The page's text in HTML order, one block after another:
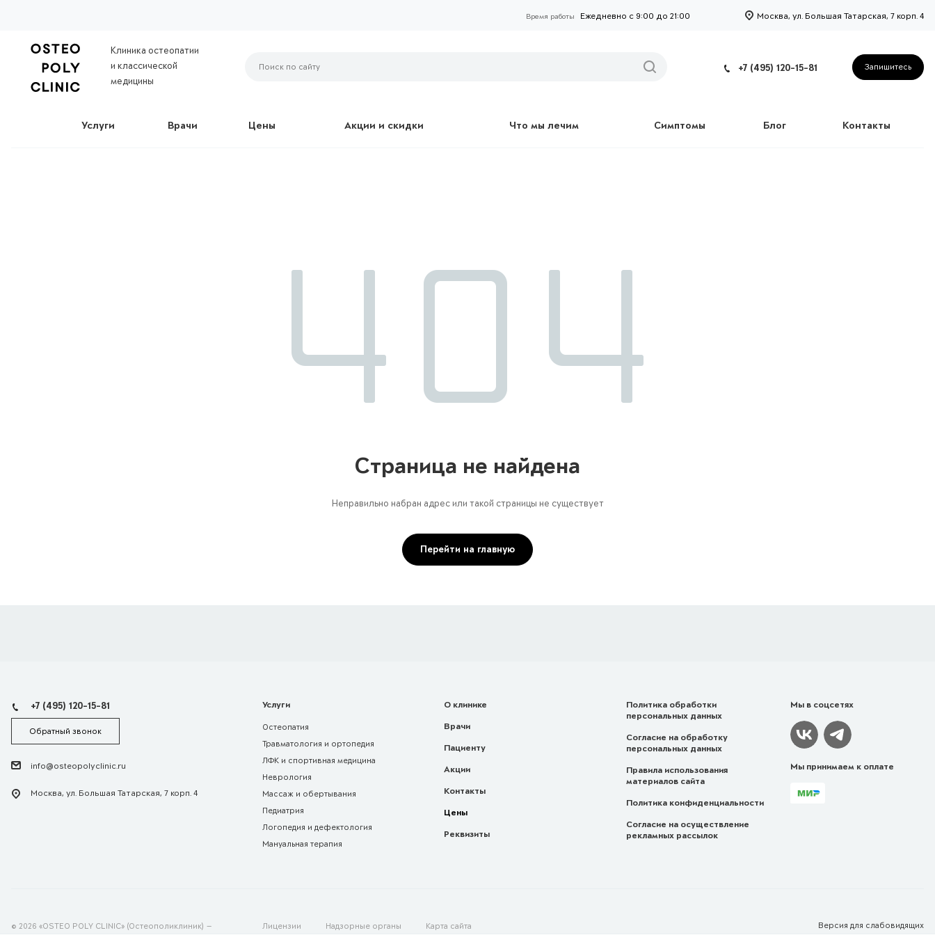
Время работы Ежедневно с 9:00 до 21:00 Москва, ул. Большая Татарская, 7 корп. 4
Клиника остеопатии
и классической
медицины
Запишитесь
+7 (495) 120-15-81
Услуги Врачи Цены Акции и скидки Что мы лечим Симптомы Блог Контакты
Страница не найдена
Неправильно набран адрес или такой страницы не существует
Перейти на главную
+7 (495) 120-15-81
Обратный звонок
info@osteopolyclinic.ru
Москва, ул. Большая Татарская, 7 корп. 4
Услуги
Остеопатия
Травматология и ортопедия
ЛФК и спортивная медицина
Неврология
Массаж и обертывания
Педиатрия
Логопедия и дефектология
Мануальная терапия
О клинике
Врачи
Пациенту
Акции
Контакты
Цены
Реквизиты
Политика обработки
персональных данных
Согласие на обработку
персональных данных
Правила использования
материалов сайта
Политика конфиденциальности
Согласие на осуществление
рекламных рассылок
Мы в соцсетях
Мы принимаем к оплате
© 2026 «OSTEO POLY CLINIC» (Остеополиклиник) —
Версия для слабовидящих
Лицензии Надзорные органы Карта сайта